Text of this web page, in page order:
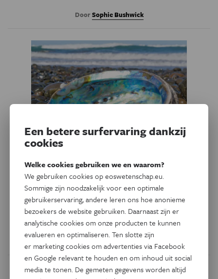
DoorSophie Bushwick
Technologie
Wat smartphones kunnen
leren van schelpen
Een nieuw supersterk glascomposiet imiteert de
binnenkant van zeeschelpen.
Een betere surfervaring dankzij
cookies
Welke cookies gebruiken we en waarom?
We gebruiken cookies op eoswetenschap.eu.
Sommige zijn noodzakelijk voor een optimale
gebruikerservaring, andere leren ons hoe anonieme
bezoekers de website gebruiken. Daarnaast zijn er
analytische cookies om onze producten te kunnen
evalueren en optimaliseren. Ten slotte zijn
er marketing cookies om advertenties via Facebook
en Google relevant te houden en om inhoud uit social
media te tonen. De gemeten gegevens worden altijd